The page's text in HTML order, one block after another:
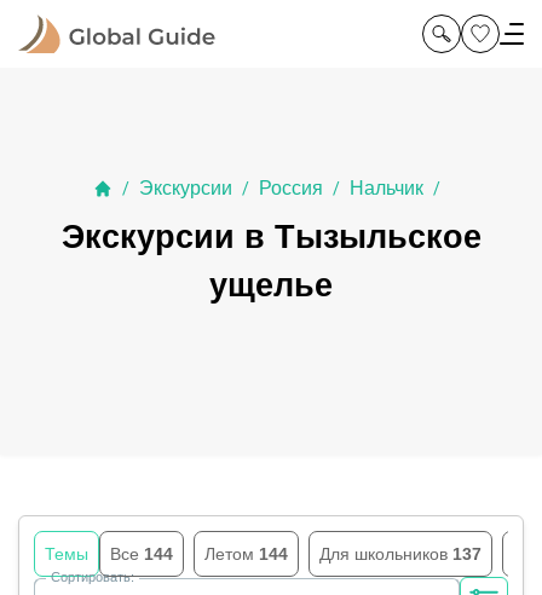
/ Экскурсии / Россия / Нальчик /
Экскурсии в Тызыльское
ущелье
Темы Все 144 Летом 144 Для школьников 137
Сортировать: